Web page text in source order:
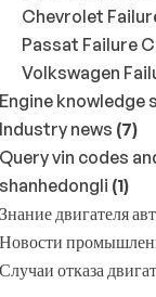
Chevrolet
Passat Failure
Volkswagen
Engine knowledge
Industry news (7)
Query vin codes
shanhedongli (1)
Знание двигателя
Новости
Случаи отказа